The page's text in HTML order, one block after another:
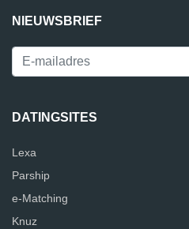
NIEUWSBRIEF
DATINGSITES
Lexa
Parship
e-Matching
Knuz